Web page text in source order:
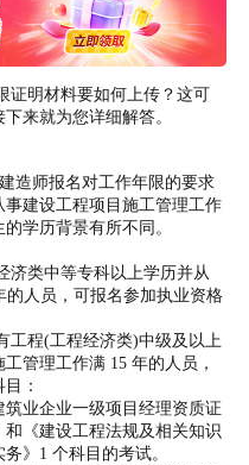
证明材料要如何上传？这可
来就为您详细解答。
造师报名对工作年限的要求
建设工程项目施工管理工作
学历背景有所不同。
类中等专科以上学历并从
人员，可报名参加执业资格
程(工程经济类)中级及以上
管理工作满 15 年的人员，
：
业企业一级项目经理资质证
《建设工程法规及相关知识
》1 个科目的考试。